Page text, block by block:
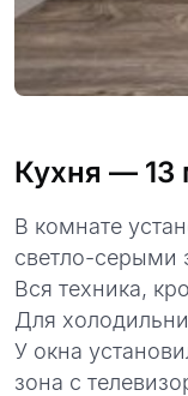
Кухня — 13
В комнате
светло-
Вся техника,
Для
У окна
зона с